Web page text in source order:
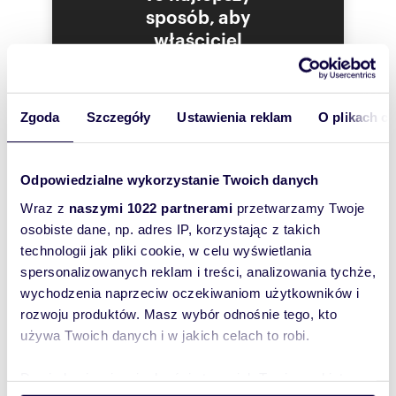
Zgoda Szczegóły Ustawienia reklam O plikach
Odpowiedzialne wykorzystanie Twoich danych
Wraz z naszymi 1022 partnerami przetwarzamy Twoje
osobiste dane, np. adres IP, korzystając z takich
technologii jak pliki cookie, w celu wyświetlania
spersonalizowanych reklam i treści, analizowania tychże,
wychodzenia naprzeciw oczekiwaniom użytkowników i
rozwoju produktów. Masz wybór odnośnie tego, kto
używa Twoich danych i w jakich celach to robi.
rolety zewnętrzne, światłowód, kanalizacja
miejska, antywłamaniowe drzwi GERDA,
estetyczne balustrady i oświetlenie LED.
personalizacji wnętrza i ogrodu – można
dopasować przestrzeń do własnych potrzeb i
- 123 m² powierzchni
- 2 łazienki
- garderoba
- działka 400 m²
- pompa ciepła
- instalacja pod rekuperację
- ogrzewanie podłogowe
- rolety zewnętrzne
- światłowód
- możliwość montażu kominka
- szybki dojazd do centrum Opola
sposób, aby
właściciel
Tobą
skontaktował!